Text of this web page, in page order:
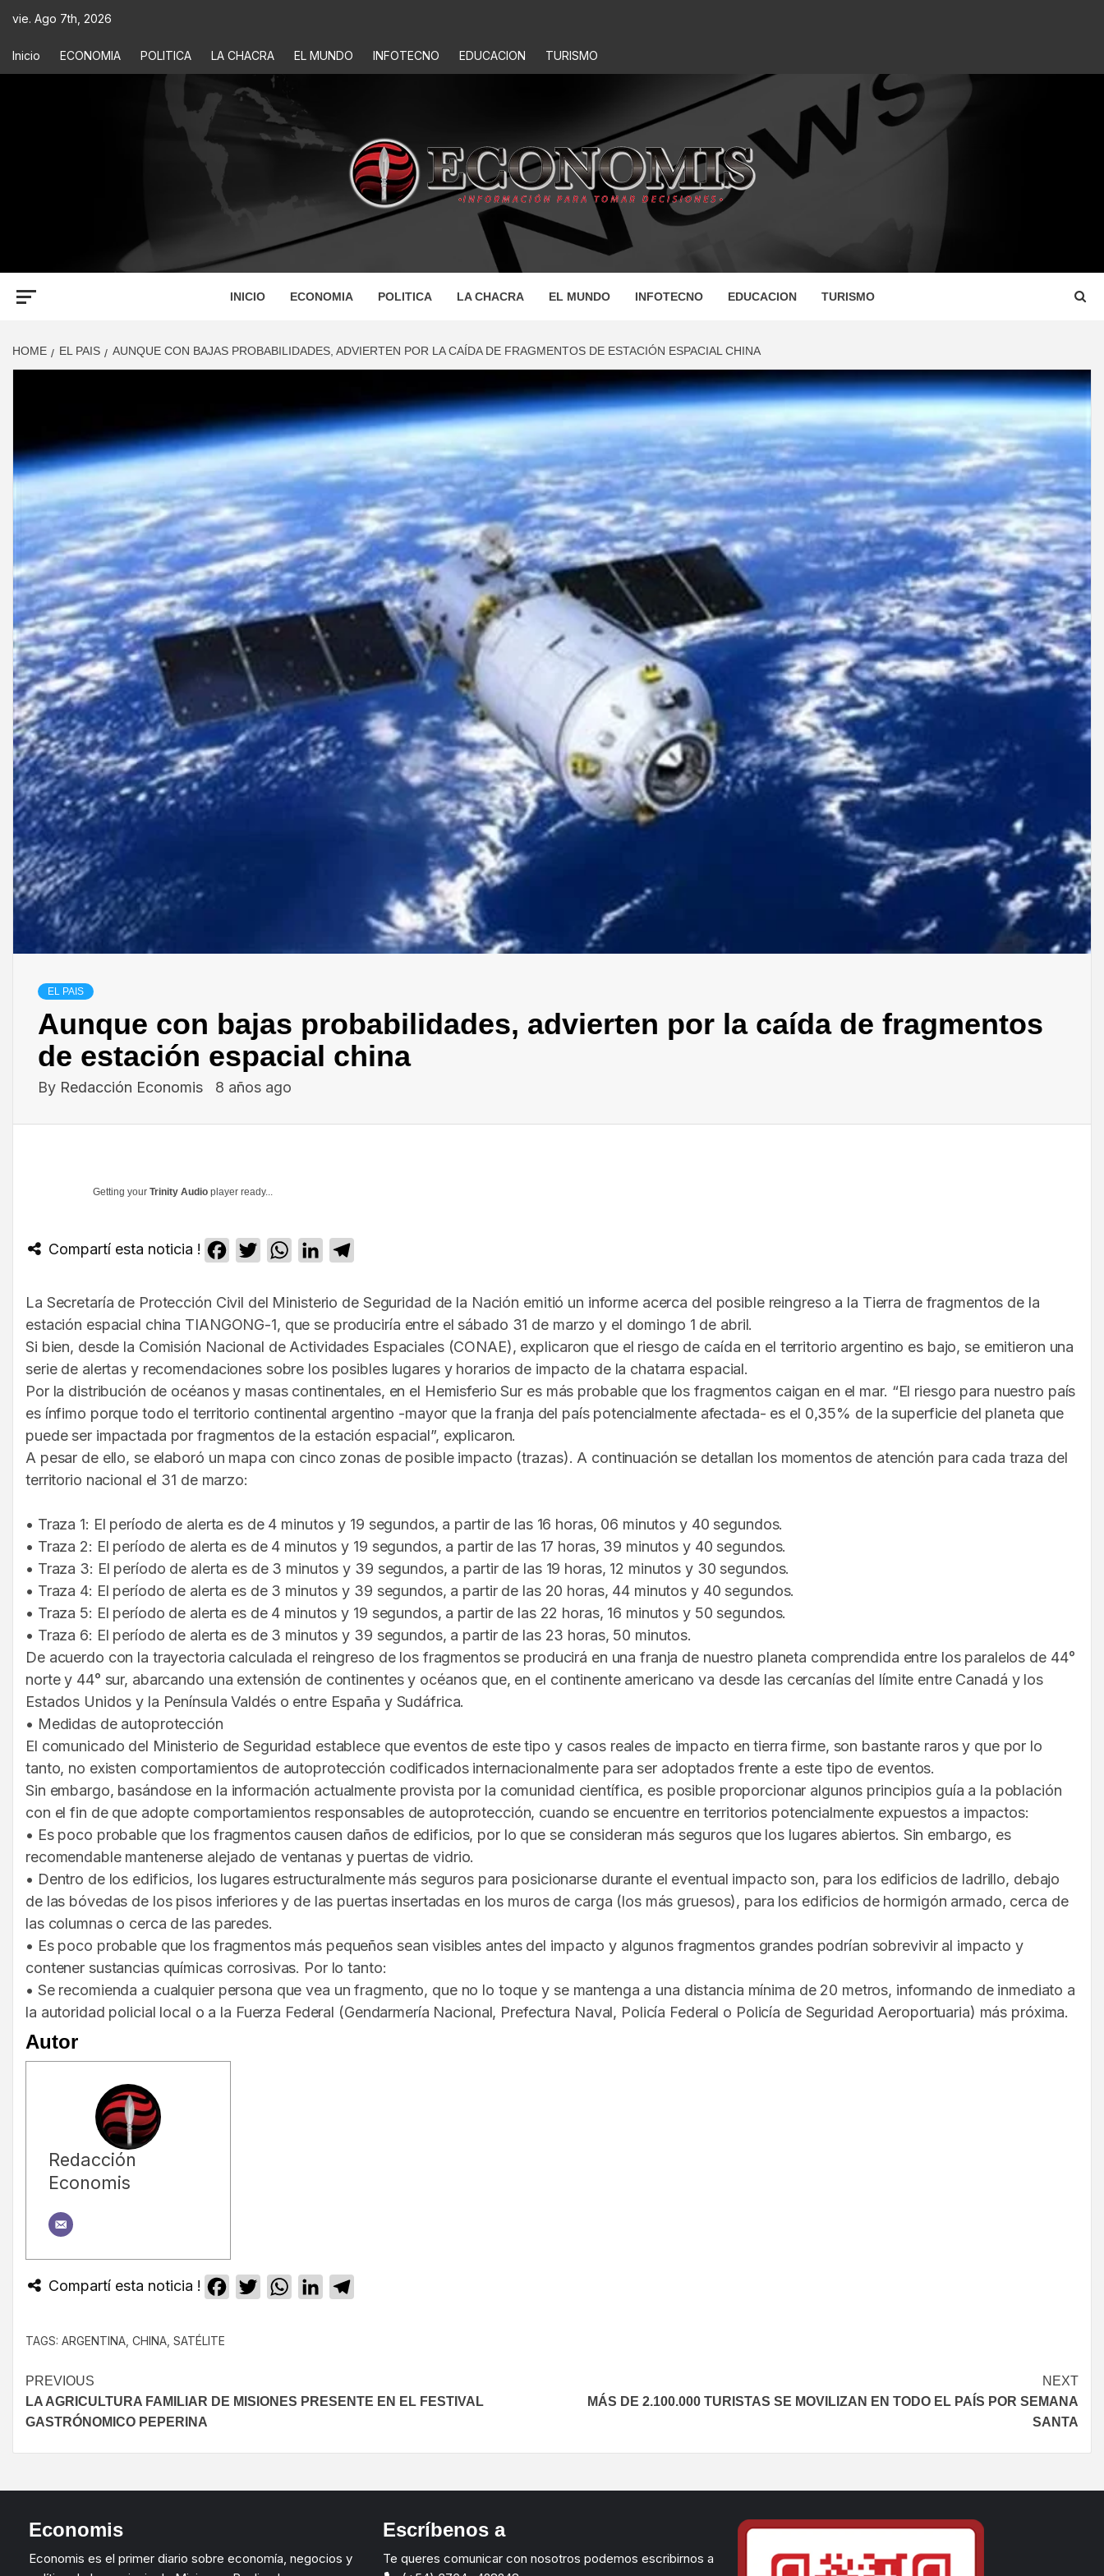
vie. Ago 7th, 2026
Inicio ECONOMIA POLITICA LA CHACRA EL MUNDO INFOTECNO EDUCACION TURISMO
ECONOMIS
INICIO ECONOMIA POLITICA LA CHACRA EL MUNDO INFOTECNO EDUCACION TURISMO
HOME EL PAIS AUNQUE CON BAJAS PROBABILIDADES, ADVIERTEN POR LA CAÍDA DE FRAGMENTOS DE ESTACIÓN ESPACIAL CHINA
EL PAIS
Aunque con bajas probabilidades, advierten por la caída de fragmentos
de estación espacial china
By Redacción Economis 8 años ago
Getting your Trinity Audio player ready...
Compartí esta noticia ! Facebook
TwitterWhatsApp
LinkedIn
La Secretaría de Protección Civil del Ministerio de Seguridad de la Nación emitió un informe acerca del posible reingreso a la Tierra de fragmentos de la
estación espacial china TIANGONG-1, que se produciría entre el sábado 31 de marzo y el domingo 1 de abril.
Si bien, desde la Comisión Nacional de Actividades Espaciales (CONAE), explicaron que el riesgo de caída en el territorio argentino es bajo, se emitieron una
serie de alertas y recomendaciones sobre los posibles lugares y horarios de impacto de la chatarra espacial.
Por la distribución de océanos y masas continentales, en el Hemisferio Sur es más probable que los fragmentos caigan en el mar. “El riesgo para nuestro país
es ínfimo porque todo el territorio continental argentino -mayor que la franja del país potencialmente afectada- es el 0,35% de la superficie del planeta que
puede ser impactada por fragmentos de la estación espacial”, explicaron.
A pesar de ello, se elaboró un mapa con cinco zonas de posible impacto (trazas). A continuación se detallan los momentos de atención para cada traza del
territorio nacional el 31 de marzo:
• Traza 1: El período de alerta es de 4 minutos y 19 segundos, a partir de las 16 horas, 06 minutos y 40 segundos.
• Traza 2: El período de alerta es de 4 minutos y 19 segundos, a partir de las 17 horas, 39 minutos y 40 segundos.
• Traza 3: El período de alerta es de 3 minutos y 39 segundos, a partir de las 19 horas, 12 minutos y 30 segundos.
• Traza 4: El período de alerta es de 3 minutos y 39 segundos, a partir de las 20 horas, 44 minutos y 40 segundos.
• Traza 5: El período de alerta es de 4 minutos y 19 segundos, a partir de las 22 horas, 16 minutos y 50 segundos.
• Traza 6: El período de alerta es de 3 minutos y 39 segundos, a partir de las 23 horas, 50 minutos.
De acuerdo con la trayectoria calculada el reingreso de los fragmentos se producirá en una franja de nuestro planeta comprendida entre los paralelos de 44°
norte y 44° sur, abarcando una extensión de continentes y océanos que, en el continente americano va desde las cercanías del límite entre Canadá y los
Estados Unidos y la Península Valdés o entre España y Sudáfrica.
• Medidas de autoprotección
El comunicado del Ministerio de Seguridad establece que eventos de este tipo y casos reales de impacto en tierra firme, son bastante raros y que por lo
tanto, no existen comportamientos de autoprotección codificados internacionalmente para ser adoptados frente a este tipo de eventos.
Sin embargo, basándose en la información actualmente provista por la comunidad científica, es posible proporcionar algunos principios guía a la población
con el fin de que adopte comportamientos responsables de autoprotección, cuando se encuentre en territorios potencialmente expuestos a impactos:
• Es poco probable que los fragmentos causen daños de edificios, por lo que se consideran más seguros que los lugares abiertos. Sin embargo, es
recomendable mantenerse alejado de ventanas y puertas de vidrio.
• Dentro de los edificios, los lugares estructuralmente más seguros para posicionarse durante el eventual impacto son, para los edificios de ladrillo, debajo
de las bóvedas de los pisos inferiores y de las puertas insertadas en los muros de carga (los más gruesos), para los edificios de hormigón armado, cerca de
las columnas o cerca de las paredes.
• Es poco probable que los fragmentos más pequeños sean visibles antes del impacto y algunos fragmentos grandes podrían sobrevivir al impacto y
contener sustancias químicas corrosivas. Por lo tanto:
• Se recomienda a cualquier persona que vea un fragmento, que no lo toque y se mantenga a una distancia mínima de 20 metros, informando de inmediato a
la autoridad policial local o a la Fuerza Federal (Gendarmería Nacional, Prefectura Naval, Policía Federal o Policía de Seguridad Aeroportuaria) más próxima.
Autor
Redacción
Economis
Compartí esta noticia ! Facebook
TwitterWhatsApp
LinkedIn
TAGS: ARGENTINA CHINA SATÉLITE
PREVIOUS
LA AGRICULTURA FAMILIAR DE MISIONES PRESENTE EN EL FESTIVAL
GASTRÓNOMICO PEPERINA
NEXT
MÁS DE 2.100.000 TURISTAS SE MOVILIZAN EN TODO EL PAÍS POR SEMANA
SANTA
Economis
Economis es el primer diario sobre economía, negocios y
Escríbenos a
Te queres comunicar con nosotros podemos escribirnos a